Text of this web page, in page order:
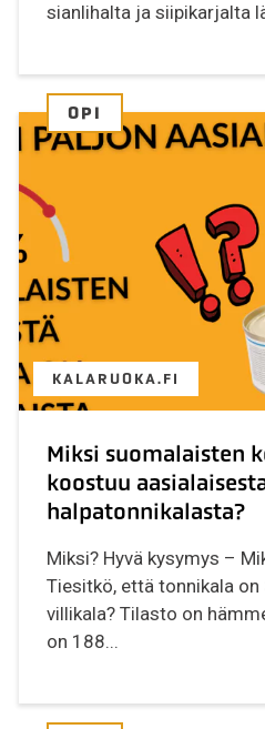
sianlihalta ja siipikarjalta
OPI
KALARUOKA.FI
Miksi suomalaisten
koostuu
halpatonnikalasta?
Miksi? Hyvä kysymys –
Tiesitkö, että tonnikala on
villikala? Tilasto on
on 188...